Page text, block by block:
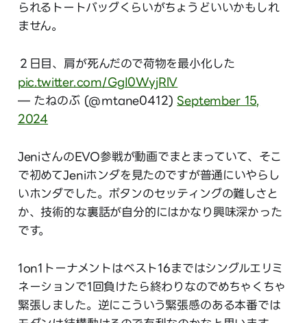
られるトートバッグくらいがちょうどいいかもしれ
ません。
２日目、肩が死んだので荷物を最小化した
pic.twitter.com/GgI0WyjRlV
— たねのぶ (@mtane0412)September 15,
2024
JeniさんのEVO参戦が動画でまとまっていて、そこ
で初めてJeniホンダを見たのですが普通にいやらし
いホンダでした。ボタンのセッティングの難しさと
か、技術的な裏話が自分的にはかなり興味深かった
です。
1on1トーナメントはベスト16まではシングルエリミ
ネーションで1回負けたら終わりなのでめちゃくちゃ
緊張しました。逆にこういう緊張感のある本番では